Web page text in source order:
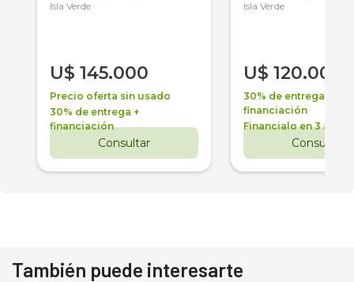
Isla Verde
U$ 145.000
Precio oferta sin usado
30% de entrega +
financiación
Consultar
Isla Verde
U$ 120.000
30% de entrega +
financiación
Financialo en 3 años
Consultar
También puede interesarte